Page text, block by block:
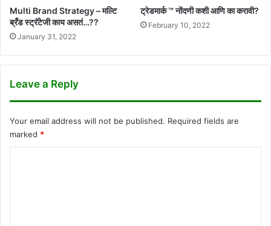
Multi Brand Strategy – मल्टि
ब्रँड स्ट्रॅटेजी काय असतं…??
January 31, 2022
ट्रेडमार्क ™ नोंदणी कशी आणि का करावी?
February 10, 2022
Leave a Reply
Your email address will not be published. Required fields are
marked *